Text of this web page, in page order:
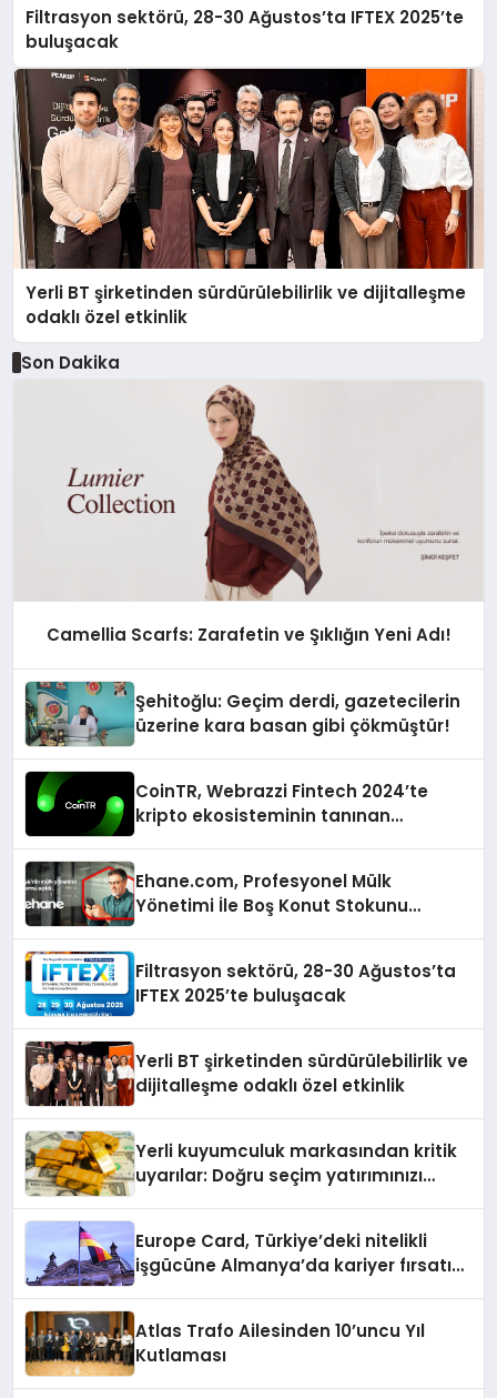
Filtrasyon sektörü, 28-30 Ağustos’ta IFTEX 2025’te
buluşacak
Yerli BT şirketinden sürdürülebilirlik ve dijitalleşme
odaklı özel etkinlik
Son Dakika
Camellia Scarfs: Zarafetin ve Şıklığın Yeni Adı!
Şehitoğlu: Geçim derdi, gazetecilerin
üzerine kara basan gibi çökmüştür!
CoinTR, Webrazzi Fintech 2024’te
kripto ekosisteminin tanınan
Ehane.com, Profesyonel Mülk
Yönetimi İle Boş Konut Stokunu
Filtrasyon sektörü, 28-30 Ağustos’ta
IFTEX 2025’te buluşacak
Yerli BT şirketinden sürdürülebilirlik ve
dijitalleşme odaklı özel etkinlik
Yerli kuyumculuk markasından kritik
uyarılar: Doğru seçim yatırımınızı
Europe Card, Türkiye’deki nitelikli
işgücüne Almanya’da kariyer fırsatı
Atlas Trafo Ailesinden 10’uncu Yıl
Kutlaması